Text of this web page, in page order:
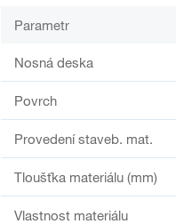
Parametr
Nosná deska
Povrch
Provedení staveb. mat.
Tloušťka materiálu (mm)
Vlastnost materiálu